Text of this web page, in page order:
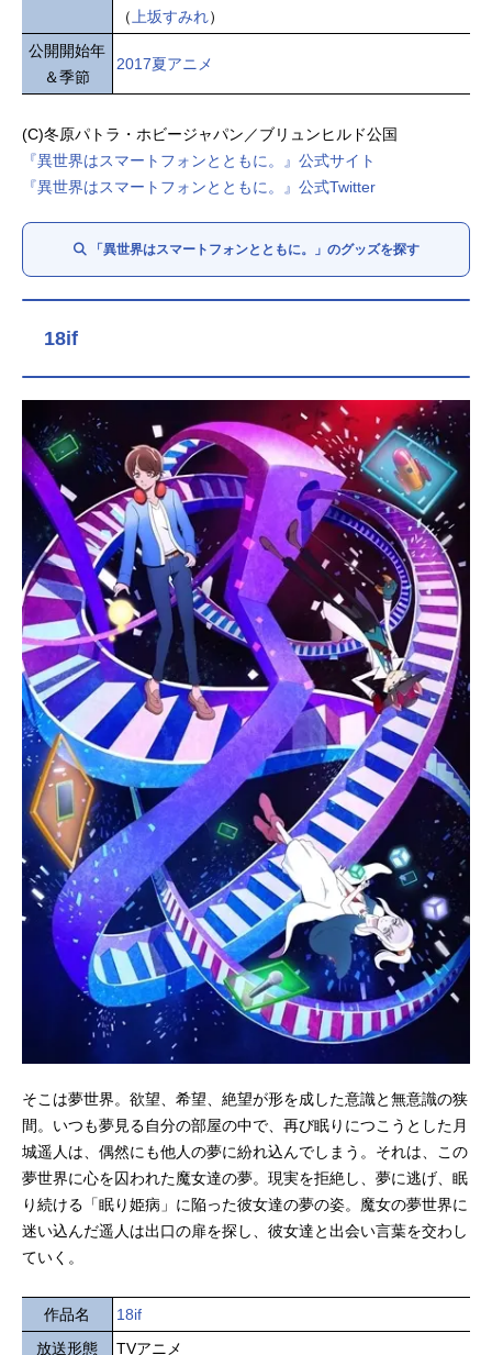
（ 上坂すみれ）
公開開始年
＆季節
2017夏アニメ
(C)冬原パトラ・ホビージャパン／ブリュンヒルド公国
『異世界はスマートフォンとともに。』公式サイト
『異世界はスマートフォンとともに。』公式Twitter
「異世界はスマートフォンとともに。」のグッズを探す
18if
そこは夢世界。欲望、希望、絶望が形を成した意識と無意識の狭
間。いつも夢見る自分の部屋の中で、再び眠りにつこうとした月
城遥人は、偶然にも他人の夢に紛れ込んでしまう。それは、この
夢世界に心を囚われた魔女達の夢。現実を拒絶し、夢に逃げ、眠
り続ける「眠り姫病」に陥った彼女達の夢の姿。魔女の夢世界に
迷い込んだ遥人は出口の扉を探し、彼女達と出会い言葉を交わし
ていく。
作品名
18if
放送形態
TVアニメ